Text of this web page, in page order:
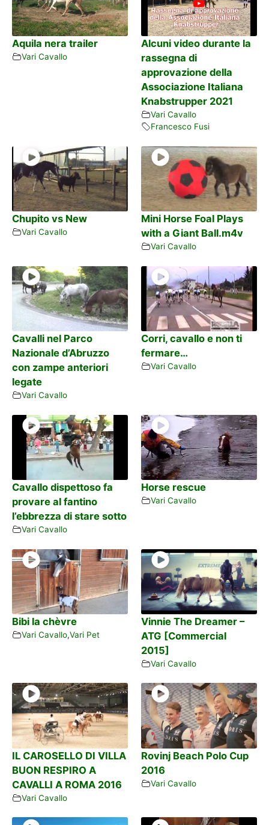
Aquila nera trailer
Vari Cavallo
Alcuni video durante la
rassegna di
approvazione della
Associazione Italiana
Knabstrupper 2021
Vari Cavallo
Francesco Fusi
Chupito vs New
Vari Cavallo
Mini Horse Foal Plays
with a Giant Ball.m4v
Vari Cavallo
Cavalli nel Parco
Nazionale d’Abruzzo
con zampe anteriori
legate
Vari Cavallo
Corri, cavallo e non ti
fermare…
Vari Cavallo
Cavallo dispettoso fa
provare al fantino
l’ebbrezza di stare sotto
Vari Cavallo
Horse rescue
Vari Cavallo
Bibi la chèvre
Vari Cavallo,Vari Pet
Vinnie The Dreamer –
ATG [Commercial
2015]
Vari Cavallo
IL CAROSELLO DI VILLA
BUON RESPIRO A
CAVALLI A ROMA 2016
Vari Cavallo
Rovinj Beach Polo Cup
2016
Vari Cavallo